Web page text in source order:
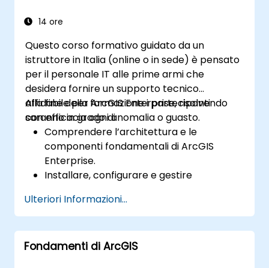
Integrare fonti di dati esterne e sfruttare
14 ore
Questo corso formativo guidato da un
istruttore in Italia (online o in sede) è pensato
per il personale IT alle prime armi che
desidera fornire un supporto tecnico
affidabile per ArcGIS Enterprise, risolvendo
con efficacia ogni anomalia o guasto.
Alla fine della formazione i partecipanti
saranno in grado di:
Comprendere l’architettura e le
componenti fondamentali di ArcGIS
Enterprise.
Installare, configurare e gestire
Acquisire competenze pratiche nella
risoluzione dei problemi più comuni.
Padroneggiare le tecniche di
monitoraggio e manutenzione degli
Ulteriori Informazioni...
Fondamenti di ArcGIS